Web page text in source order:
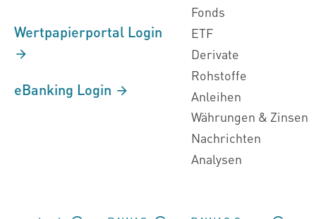
Wertpapierportal Login
eBanking Login
Fonds
ETF
Derivate
Rohstoffe
Anleihen
Währungen & Zinsen
Nachrichten
Analysen